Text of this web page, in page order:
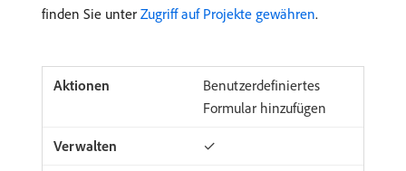
finden Sie unter Zugriff auf Projekte gewähren.
Benutzerdefiniertes
Formular hinzufügen
✓